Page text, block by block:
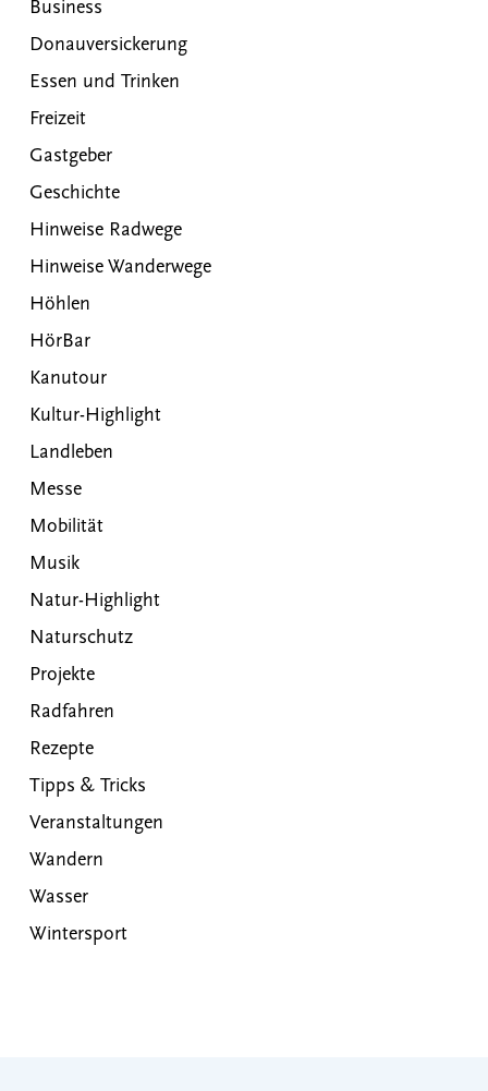
Business
Donauversickerung
Essen und Trinken
Freizeit
Gastgeber
Geschichte
Hinweise Radwege
Hinweise Wanderwege
Höhlen
HörBar
Kanutour
Kultur-Highlight
Landleben
Messe
Mobilität
Musik
Natur-Highlight
Naturschutz
Projekte
Radfahren
Rezepte
Tipps & Tricks
Veranstaltungen
Wandern
Wasser
Wintersport